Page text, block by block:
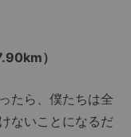
）
たら、僕たちは全
ないことになるだ